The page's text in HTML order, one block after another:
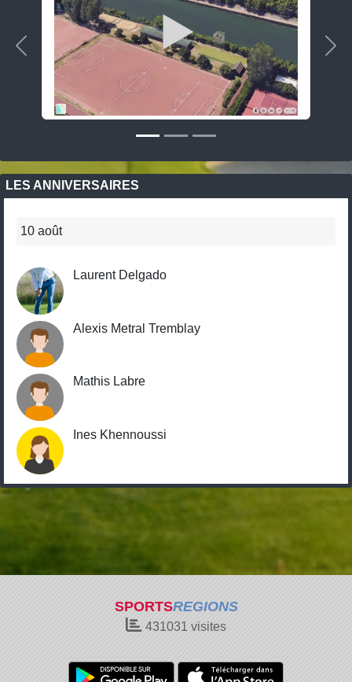
Précedent
LES ANNIVERSAIRES
10 août
Laurent Delgado
Alexis Metral Tremblay
Mathis Labre
Ines Khennoussi
SPORTSREGIONS
431031 visites